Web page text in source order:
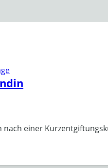
nach einer